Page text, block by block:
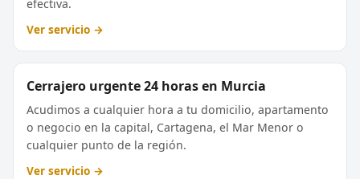
efectiva.
Ver servicio →
Cerrajero urgente 24 horas en Murcia
Acudimos a cualquier hora a tu domicilio, apartamento
o negocio en la capital, Cartagena, el Mar Menor o
cualquier punto de la región.
Ver servicio →